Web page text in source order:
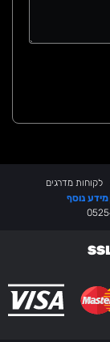
מידע נוסף
לקוחות מדרגים